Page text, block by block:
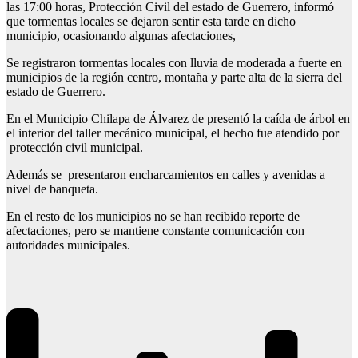
las 17:00 horas, Protección Civil del estado de Guerrero, informó
que tormentas locales se dejaron sentir esta tarde en dicho
municipio, ocasionando algunas afectaciones,
Se registraron tormentas locales con lluvia de moderada a fuerte en
municipios de la región centro, montaña y parte alta de la sierra del
estado de Guerrero.
En el Municipio Chilapa de Álvarez de presentó la caída de árbol en
el interior del taller mecánico municipal, el hecho fue atendido por
protección civil municipal.
Además se presentaron encharcamientos en calles y avenidas a
nivel de banqueta.
En el resto de los municipios no se han recibido reporte de
afectaciones, pero se mantiene constante comunicación con
autoridades municipales.